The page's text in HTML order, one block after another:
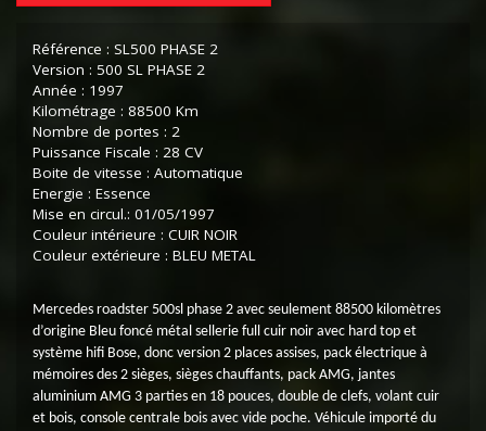
Référence : SL500 PHASE 2
Version : 500 SL PHASE 2
Année : 1997
Kilométrage : 88500 Km
Nombre de portes : 2
Puissance Fiscale : 28 CV
Boite de vitesse : Automatique
Energie : Essence
Mise en circul.: 01/05/1997
Couleur intérieure : CUIR NOIR
Couleur extérieure : BLEU METAL
Mercedes roadster 500sl phase 2 avec seulement 88500 kilomètres
d’origine Bleu foncé métal sellerie full cuir noir avec hard top et
système hifi Bose, donc version 2 places assises, pack électrique à
mémoires des 2 sièges, sièges chauffants, pack AMG, jantes
aluminium AMG 3 parties en 18 pouces, double de clefs, volant cuir
et bois, console centrale bois avec vide poche. Véhicule importé du